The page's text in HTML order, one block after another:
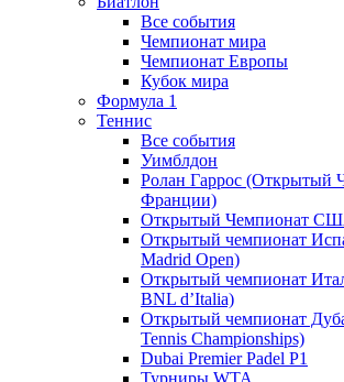
Все события
Чемпионат мира
Чемпионат Европы
Кубок мира
Формула 1
Теннис
Все события
Уимблдон
Ролан Гаррос (Открытый
Франции)
Открытый Чемпионат
Открытый чемпионат
Madrid Open)
Открытый чемпионат
BNL d’Italia)
Открытый чемпионат
Tennis Championships)
Dubai Premier Padel P1
Турниры WTA